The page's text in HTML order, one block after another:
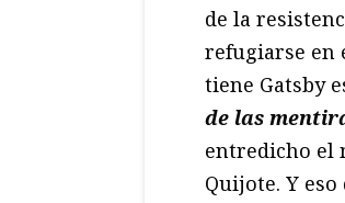
de la
refugiarse en
tiene Gatsby
de las
entredicho el
Quijote. Y